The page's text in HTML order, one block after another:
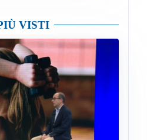
VISTI